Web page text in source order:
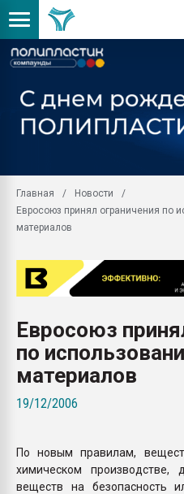
Главная
Новости
Евросоюз принял ограничения по
материалов
Евросоюз
по
материалов
19/12/2006
По новым правилам,
химическом производстве,
веществ на безопасность